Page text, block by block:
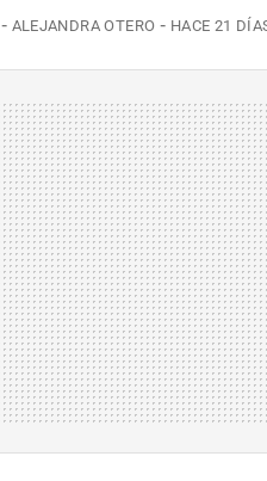
COMENTARIOS
ALEJANDRA OTERO HACE 21